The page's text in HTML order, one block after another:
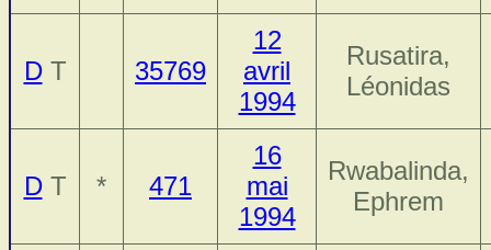
DT 35769
12
avril
1994
Rusatira,
Léonidas
DT * 471
16
mai
1994
Rwabalinda,
Ephrem